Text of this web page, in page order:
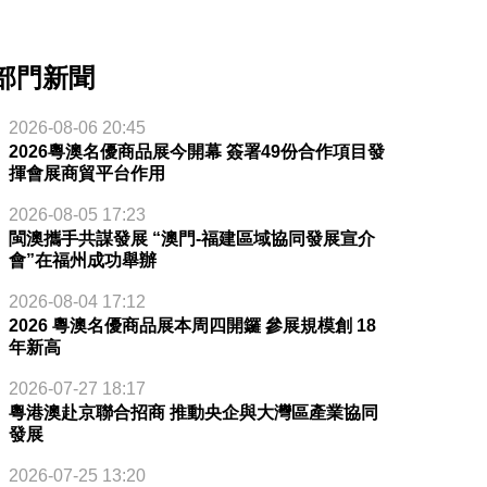
門新聞
2026-08-06 20:45
2026粵澳名優商品展今開幕 簽署49份合作項目發
揮會展商貿平台作用
2026-08-05 17:23
閩澳攜手共謀發展 “澳門-福建區域協同發展宣介
會”在福州成功舉辦
2026-08-04 17:12
2026 粵澳名優商品展本周四開鑼 參展規模創 18
年新高
2026-07-27 18:17
粵港澳赴京聯合招商 推動央企與大灣區產業協同
發展
2026-07-25 13:20